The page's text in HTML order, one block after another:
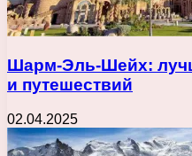
Шарм-Эль-Шейх:
и путешествий
02.04.2025